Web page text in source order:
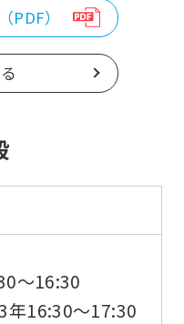
PDF）
〜16:30
年16:30〜17:30